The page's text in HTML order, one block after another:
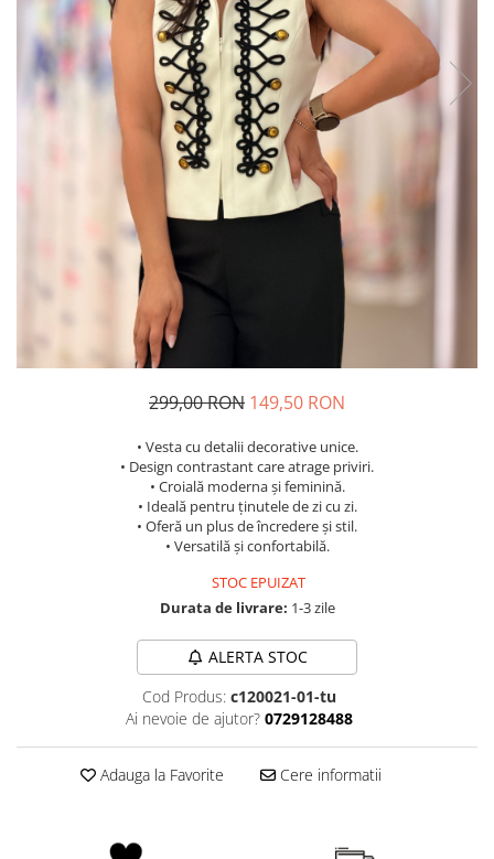
Costume de baie
299,00 RON 149,50 RON
• Vesta cu detalii decorative unice.
• Design contrastant care atrage priviri.
• Croială moderna și feminină.
• Ideală pentru ținutele de zi cu zi.
• Oferă un plus de încredere și stil.
• Versatilă și confortabilă.
STOC EPUIZAT
Durata de livrare: 1-3 zile
ALERTA STOC
Cod Produs: c120021-01-tu
Ai nevoie de ajutor? 0729128488
Adauga la Favorite Cere informatii